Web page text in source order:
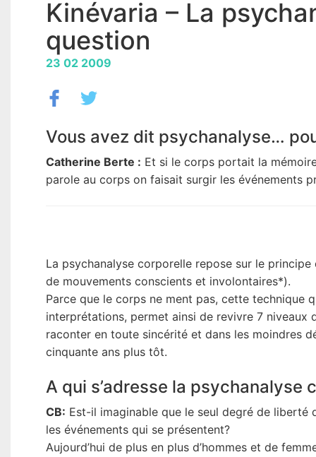
Kinévaria – La
question
23 02 2009
Vous avez dit psychanalyse…
Catherine Berte : Et si le corps portait la
parole au corps on faisait surgir les événements
La psychanalyse corporelle repose sur le principe
de mouvements conscients et involontaires*).
Parce que le corps ne ment pas, cette technique
interprétations, permet ainsi de revivre 7 niveaux
raconter en toute sincérité et dans les moindres
cinquante ans plus tôt.
A qui s’adresse la psychanalyse
CB: Est-il imaginable que le seul degré de liberté
les événements qui se présentent?
Aujourd’hui de plus en plus d’hommes et de